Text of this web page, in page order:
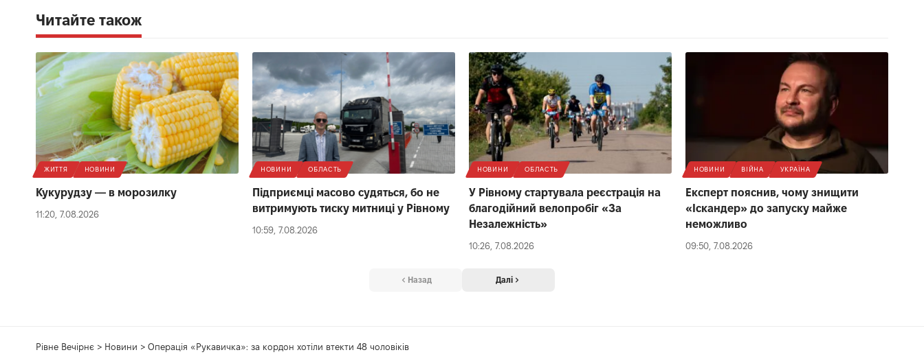
Читайте також
ЖИТТЯ НОВИНИ
Кукурудзу — в морозилку
11:20, 7.08.2026
НОВИНИ ОБЛАСТЬ
Підприємці масово судяться, бо не
витримують тиску митниці у Рівному
10:59, 7.08.2026
НОВИНИ ОБЛАСТЬ
У Рівному стартувала реєстрація на
благодійний велопробіг «За
Незалежність»
10:26, 7.08.2026
НОВИНИ ВІЙНА УКРАЇНА
Експерт пояснив, чому знищити
«Іскандер» до запуску майже
неможливо
09:50, 7.08.2026
Назад Далі
Рівне Вечірнє > Новини > Операція «Рукавичка»: за кордон хотіли втекти 48 чоловіків